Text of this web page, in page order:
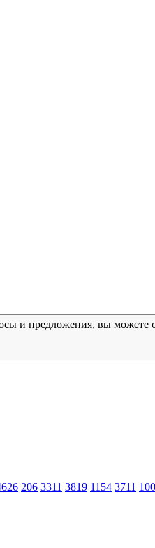
и предложения, вы
206 3311 3819 1154 3711